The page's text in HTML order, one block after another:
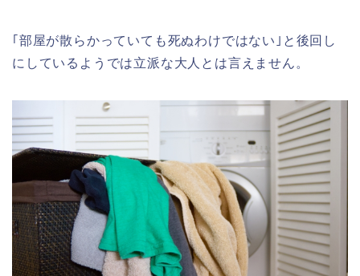
｢部屋が散らかっていても死ぬわけではない｣と後回し
にしているようでは立派な大人とは言えません。